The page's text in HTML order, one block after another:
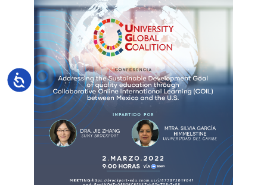
Accesibilidad